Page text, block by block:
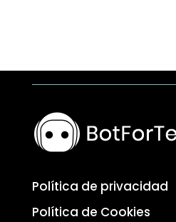
Política de privacidad
Política de Cookies